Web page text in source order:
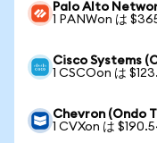
Palo Alto
1 PANWon は
Cisco Systems
1 CSCOon は
Chevron (Ondo
1 CVXon は